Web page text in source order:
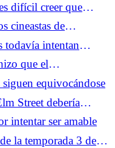
difícil creer que
cineastas de
todavía intentan
que el
cine fuera aún más
equivocándose
Street debería
intentar ser amable
la temporada 3 de